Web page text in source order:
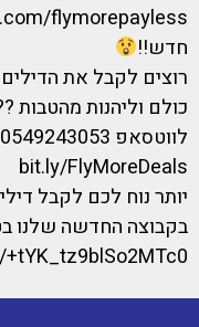
flymorepayless/
חדש!!
רוצים לקבל את
כולם וליהנות
לווטסאפ 0549243053 או לחצו על הלינק
bit.ly/FlyMoreDeals
יותר נוח לכם לקבל
בקבוצה החדשה שלנו